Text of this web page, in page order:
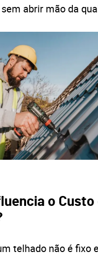
abrir mão da
o Custo
telhado não é fixo